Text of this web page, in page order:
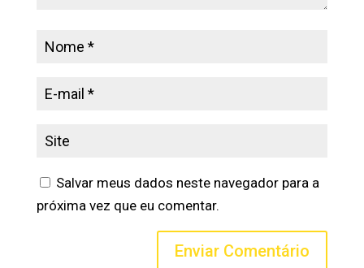
Salvar meus dados neste navegador para a
próxima vez que eu comentar.